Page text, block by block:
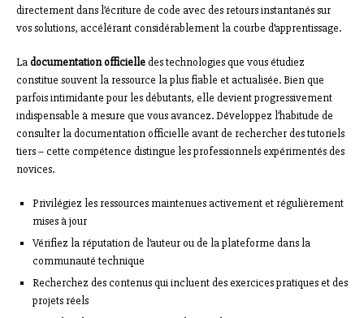
directement dans l’écriture de code avec des retours instantanés sur
vos solutions, accélérant considérablement la courbe d’apprentissage.
Ladocumentation officielledes technologies que vous étudiez
constitue souvent la ressource la plus fiable et actualisée. Bien que
parfois intimidante pour les débutants, elle devient progressivement
indispensable à mesure que vous avancez. Développez l’habitude de
consulter la documentation officielle avant de rechercher des tutoriels
tiers – cette compétence distingue les professionnels expérimentés des
novices.
Privilégiez les ressources maintenues activement et régulièrement
mises à jour
Vérifiez la réputation de l’auteur ou de la plateforme dans la
communauté technique
Recherchez des contenus qui incluent des exercices pratiques et des
projets réels